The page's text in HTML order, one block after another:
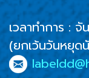
เวลาทำการ :
(ยกเว้นวันหยุ